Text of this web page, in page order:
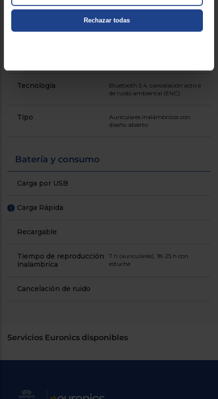
Rechazar todas
diferenciales
llamadas, carga rápida,
Tecnología
Bluetooth 5.4, cancelación activa
de ruido ambiental (ENC)
Tipo
Auriculares inalámbricos con
diseño abierto
Batería y consumo
Carga por USB
! Carga Rápida
Recargable
Tiempo de reproducción
inalambrica
7 h (auriculares), 18-25 h con
estuche
Cancelación de ruido
Servicios Euronics disponibles